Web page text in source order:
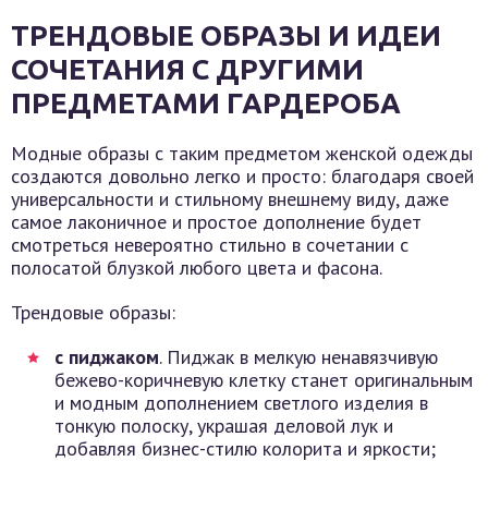
ТРЕНДОВЫЕ ОБРАЗЫ И ИДЕИ
СОЧЕТАНИЯ С ДРУГИМИ
ПРЕДМЕТАМИ ГАРДЕРОБА
Модные образы с таким предметом женской одежды
создаются довольно легко и просто: благодаря своей
универсальности и стильному внешнему виду, даже
самое лаконичное и простое дополнение будет
смотреться невероятно стильно в сочетании с
полосатой блузкой любого цвета и фасона.
Трендовые образы:
с пиджаком. Пиджак в мелкую ненавязчивую
бежево-коричневую клетку станет оригинальным
и модным дополнением светлого изделия в
тонкую полоску, украшая деловой лук и
добавляя бизнес-стилю колорита и яркости;